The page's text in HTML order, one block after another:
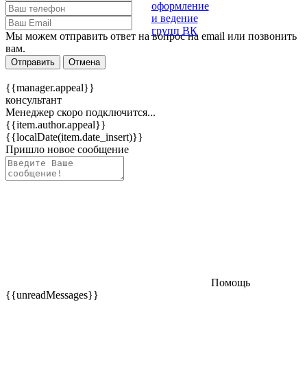
Мы можем отправить ответ на вопрос на email или позвонить
вам.
Отправить Отмена
{{manager.appeal}}
консультант
Менеджер скоро подключится...
{{item.author.appeal}}
{{localDate(item.date_insert)}}
Пришло новое сообщение
Помощь
{{unreadMessages}}